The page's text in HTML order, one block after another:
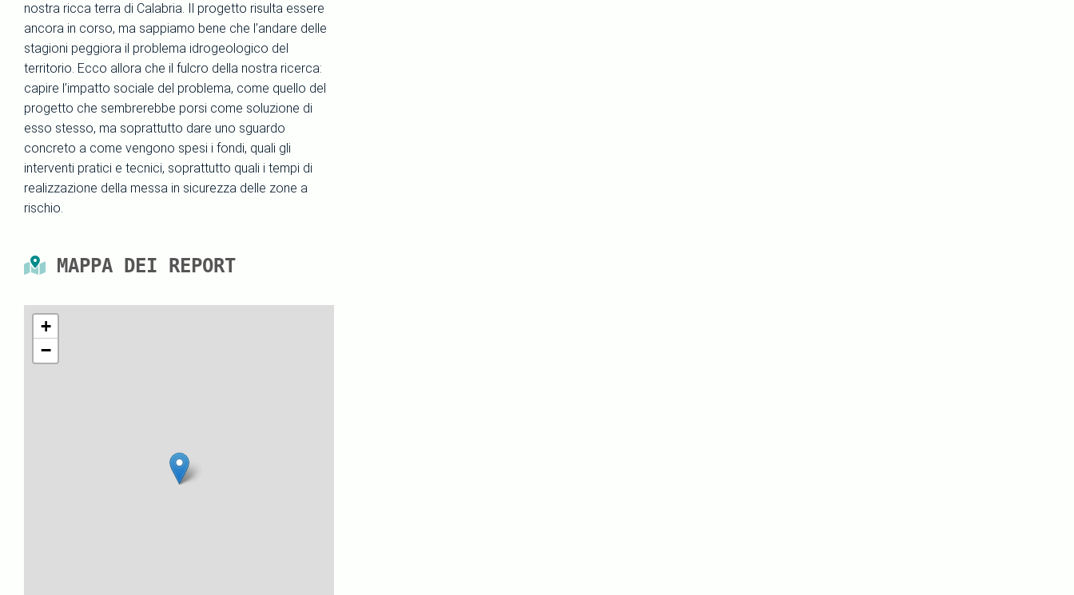
nostra ricca terra di Calabria. Il progetto risulta essere
ancora in corso, ma sappiamo bene che l’andare delle
stagioni peggiora il problema idrogeologico del
territorio. Ecco allora che il fulcro della nostra ricerca:
capire l’impatto sociale del problema, come quello del
progetto che sembrerebbe porsi come soluzione di
esso stesso, ma soprattutto dare uno sguardo
concreto a come vengono spesi i fondi, quali gli
interventi pratici e tecnici, soprattutto quali i tempi di
realizzazione della messa in sicurezza delle zone a
rischio.
MAPPA DEI REPORT
+
−